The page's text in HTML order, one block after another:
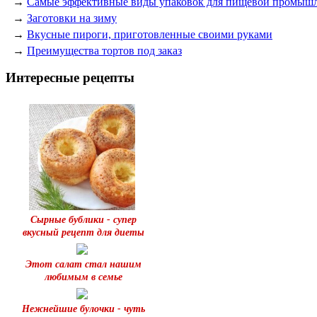
→ Заготовки на зиму
→ Вкусные пироги, приготовленные своими руками
→ Преимущества тортов под заказ
Интересные рецепты
Сырные бублики - супер
вкусный рецепт для диеты
Этот салат стал нашим
любимым в семье
Нежнейшие булочки - чуть